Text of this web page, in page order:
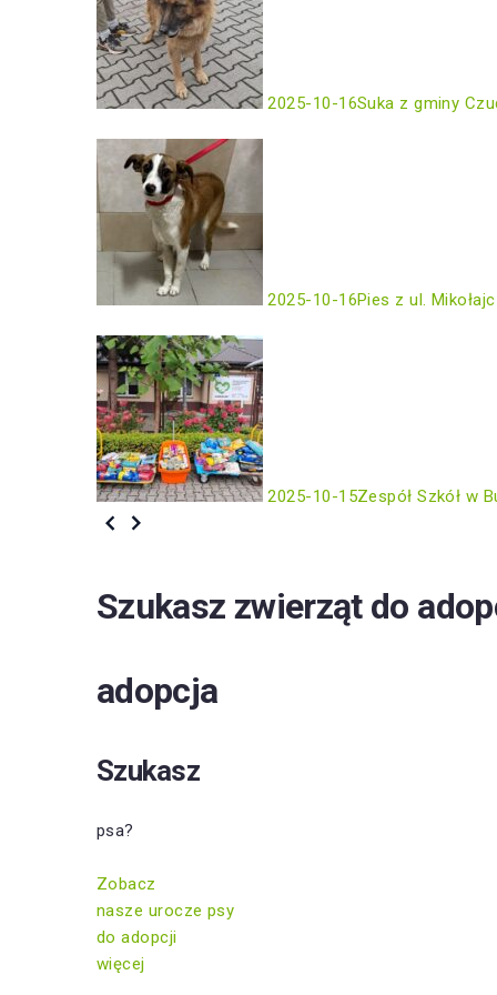
2025-10-16Suka z gminy
2025-10-16Pies z ul.
2025-10-15Zespół Szkół w
Szukasz zwierząt do
adopcja
Szukasz
psa?
Zobacz
nasze urocze psy
do adopcji
więcej